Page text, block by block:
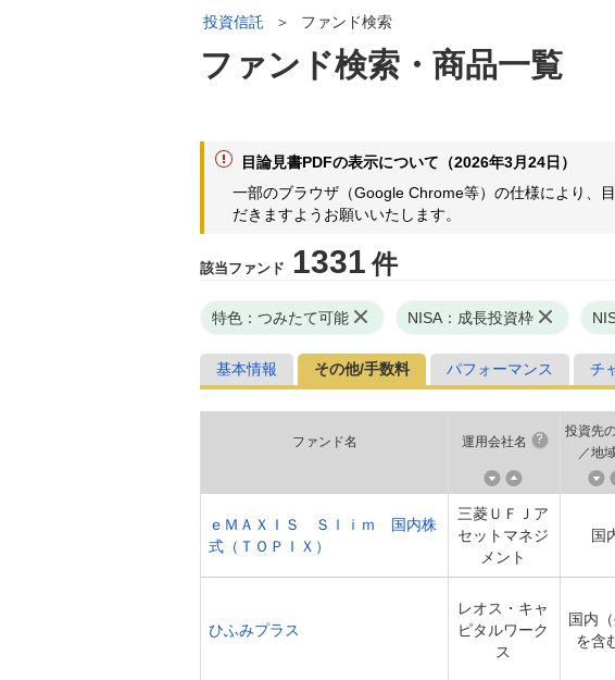
投資信託 ＞ ファンド検索
ファンド検索・商品一覧
目論見書PDFの表示について（2026年3月24日）
一部のブラウザ（Google Chrome等）の仕様により、
だきますようお願いいたします。
該当ファンド 1331 件
特色：つみたて可能 NISA：成長投資枠
基本情報 その他/手数料 パフォーマンス チ
ファンド名 運用会社名
投資先
／地
ｅＭＡＸＩＳ Ｓｌｉｍ 国内株
式（ＴＯＰＩＸ）
三菱ＵＦＪア
セットマネジ
メント
国
ひふみプラス
レオス・キャ
ピタルワーク
ス
国内
を含